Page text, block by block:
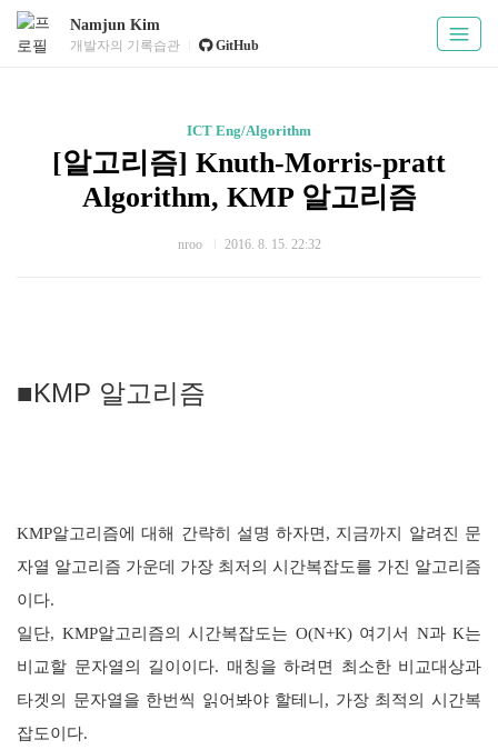
Namjun Kim
개발자의 기록습관 GitHub
ICT Eng/Algorithm
[알고리즘] Knuth-Morris-pratt
Algorithm, KMP 알고리즘
nroo 2016. 8. 15. 22:32
■KMP 알고리즘
KMP알고리즘에 대해 간략히 설명 하자면, 지금까지 알려진 문
자열 알고리즘 가운데 가장 최저의 시간복잡도를 가진 알고리즘
이다.
일단, KMP알고리즘의 시간복잡도는 O(N+K) 여기서 N과 K는
비교할 문자열의 길이이다. 매칭을 하려면 최소한 비교대상과
타겟의 문자열을 한번씩 읽어봐야 할테니, 가장 최적의 시간복
잡도이다.